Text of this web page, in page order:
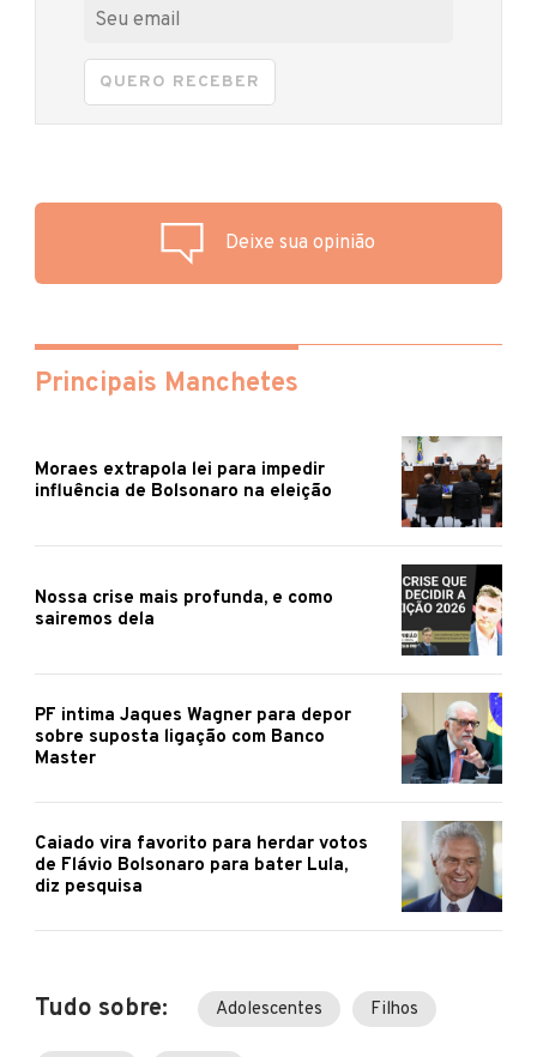
QUERO RECEBER
Deixe sua opinião
Principais Manchetes
Moraes extrapola lei para impedir
influência de Bolsonaro na eleição
Nossa crise mais profunda, e como
sairemos dela
PF intima Jaques Wagner para depor
sobre suposta ligação com Banco
Master
Caiado vira favorito para herdar votos
de Flávio Bolsonaro para bater Lula,
diz pesquisa
Tudo sobre: Adolescentes Filhos